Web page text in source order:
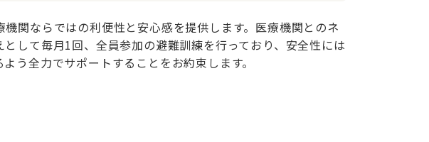
関ならではの利便性と安心感を提供します。医療機関とのネ
して毎月1回、全員参加の避難訓練を行っており、安全性には
う全力でサポートすることをお約束します。